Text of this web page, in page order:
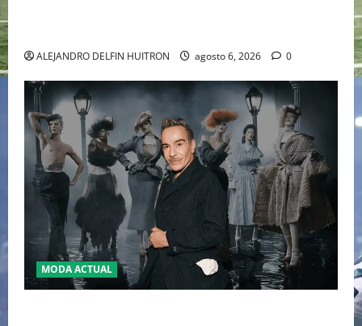
ALEJANDRO DELFIN HUITRON agosto 6, 2026 0
MODA ACTUAL